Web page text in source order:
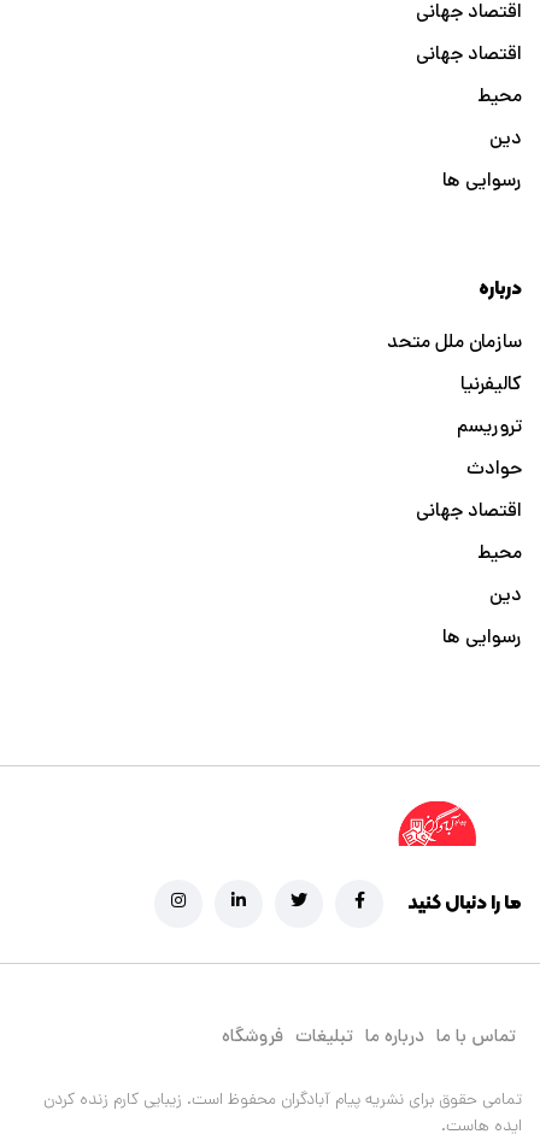
اقتصاد جهانی
اقتصاد جهانی
محیط
دین
رسوایی ها
درباره
سازمان ملل متحد
کالیفرنیا
تروریسم
حوادث
اقتصاد جهانی
محیط
دین
رسوایی ها
ما را دنبال کنید
تماس با ما درباره ما تبلیغات فروشگاه
تمامی حقوق برای نشریه پیام آبادگران محفوظ است. زیبایی کارم زنده کردن
ایده هاست.